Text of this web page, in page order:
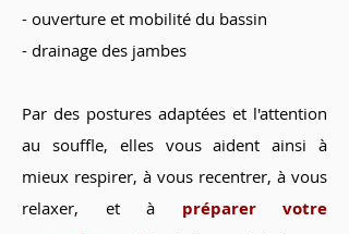
- ouverture et mobilité du bassin
- drainage des jambes
Par des postures adaptées et l'attention
au souffle, elles vous aident ainsi à
mieux respirer, à vous recentrer, à vous
relaxer, et à préparer votre